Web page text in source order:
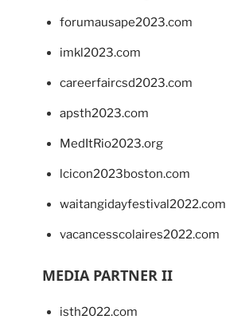
forumausape2023.com
imkl2023.com
careerfaircsd2023.com
apsth2023.com
MedItRio2023.org
lcicon2023boston.com
waitangidayfestival2022.com
vacancesscolaires2022.com
MEDIA PARTNER II
isth2022.com